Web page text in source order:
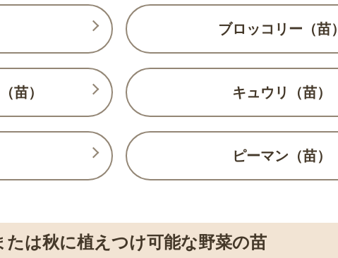
ブロッコリー（苗）
苗） キュウリ（苗）
ピーマン（苗）
たは秋に植えつけ可能な野菜の苗